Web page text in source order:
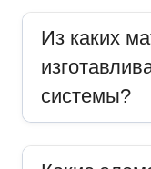
Из каких
системы?